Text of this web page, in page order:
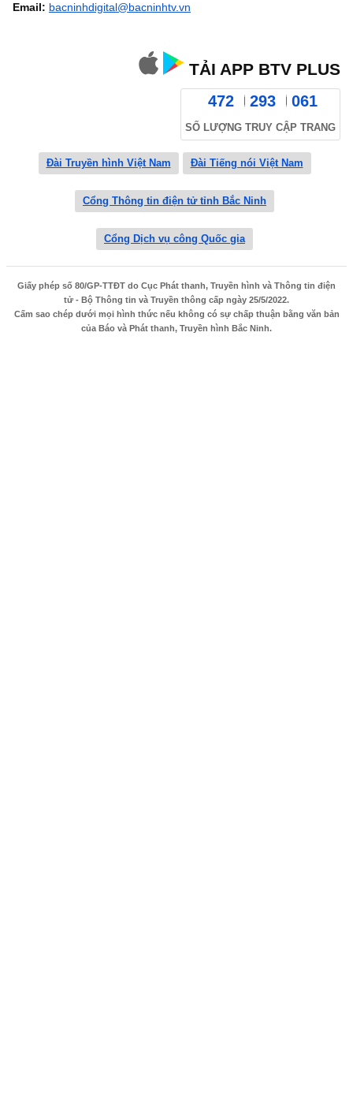
Email: bacninhdigital@bacninhtv.vn
TẢI APP BTV PLUS
472 293 061
SỐ LƯỢNG TRUY CẬP TRANG
Đài Truyền hình Việt Nam Đài Tiếng nói Việt Nam
Cổng Thông tin điện tử tỉnh Bắc Ninh
Cổng Dịch vụ công Quốc gia
Giấy phép số 80/GP-TTĐT do Cục Phát thanh, Truyền hình và Thông tin điện
tử - Bộ Thông tin và Truyền thông cấp ngày 25/5/2022.
Cấm sao chép dưới mọi hình thức nếu không có sự chấp thuận bằng văn bản
của Báo và Phát thanh, Truyền hình Bắc Ninh.